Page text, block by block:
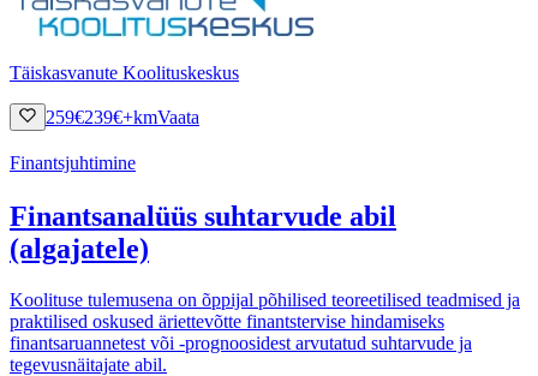
Täiskasvanute Koolituskeskus
259€239€+kmVaata
Finantsjuhtimine
Finantsanalüüs suhtarvude abil
(algajatele)
Koolituse tulemusena on õppijal põhilised teoreetilised teadmised ja
praktilised oskused äriettevõtte finantstervise hindamiseks
finantsaruannetest või -prognoosidest arvutatud suhtarvude ja
tegevusnäitajate abil.